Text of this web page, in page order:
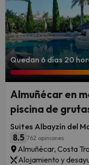
Quedan 6 días 20
Almuñécar en
piscina de
Suites Albayzín del
8.5 762 opiniones
Almuñécar, Costa
Alojamiento y